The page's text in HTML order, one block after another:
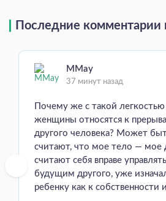
Последние комментарии
MMay
37 минут назад
Почему же с такой
женщины относятся к
другого человека? Может
считают, что мое тело — мое
считают себя вправе
будущим другого, уже
ребенку как к собственности